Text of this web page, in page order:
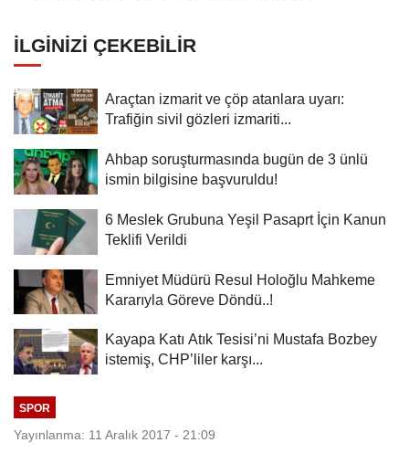
İLGINIZI ÇEKEBILIR
Araçtan izmarit ve çöp atanlara uyarı:
Trafiğin sivil gözleri izmariti...
Ahbap soruşturmasında bugün de 3 ünlü
ismin bilgisine başvuruldu!
6 Meslek Grubuna Yeşil Pasaprt İçin Kanun
Teklifi Verildi
Emniyet Müdürü Resul Holoğlu Mahkeme
Kararıyla Göreve Döndü..!
Kayapa Katı Atık Tesisi’ni Mustafa Bozbey
istemiş, CHP’liler karşı...
SPOR
Yayınlanma: 11 Aralık 2017 - 21:09